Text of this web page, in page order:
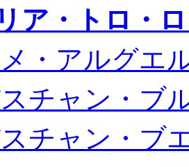
ア・トロ・
・アルグエ
チャン・ブ
チャン・ブ